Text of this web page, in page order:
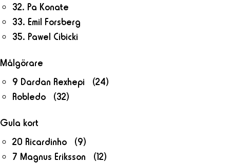
32. Pa Konate
33. Emil Forsberg
35. Pawel Cibicki
Målgörare
9 Dardan Rexhepi (24)
Robledo (32)
Gula kort
20 Ricardinho (9)
7 Magnus Eriksson (12)